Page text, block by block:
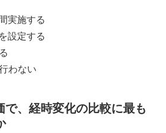
実施する
設定する
わない
、経時変化の比較に最も